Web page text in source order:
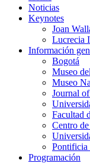
Noticias
Keynotes
Joan
Lucrecia
Información
Bogotá
Museo
Museo
Journal
Facultad
Centro
Pontificia
Programación